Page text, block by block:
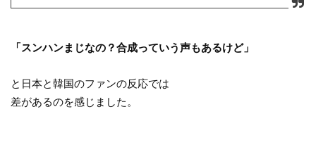
「スンハンまじなの？合成っていう声もあるけど」
と日本と韓国のファンの反応では
差があるのを感じました。